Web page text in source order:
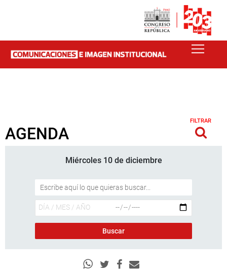
AGENDA
FILTRAR
Miércoles 10 de diciembre